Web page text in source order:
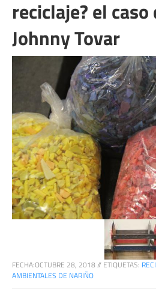
reciclaje? el caso
Johnny Tovar
FECHA:OCTUBRE 28, 2018// ETIQUETAS:
AMBIENTALES DE NARIÑO